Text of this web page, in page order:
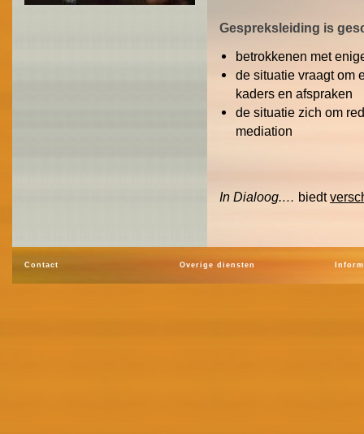
Gespreksleiding is
betrokkenen met
de situatie vraagt om
kaders en afspraken
de situatie zich om
mediation
In Dialoog.… biedt
Contact Overige diensten